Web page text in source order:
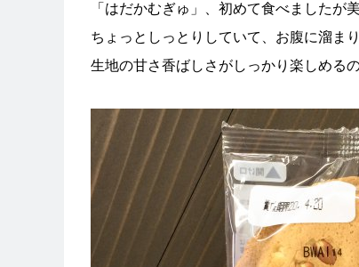
「はだかむぎゅ」、初めて食べましたが
ちょっとしっとりしていて、お腹に溜ま
生地の甘さ香ばしさがしっかり楽しめる